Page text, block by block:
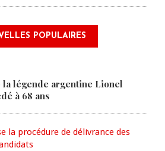
POPULAIRES
la légende argentine Lionel
à 68 ans